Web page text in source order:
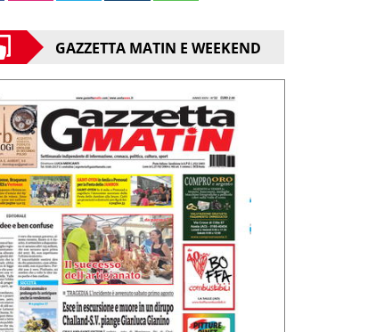
GAZZETTA MATIN E WEEKEND